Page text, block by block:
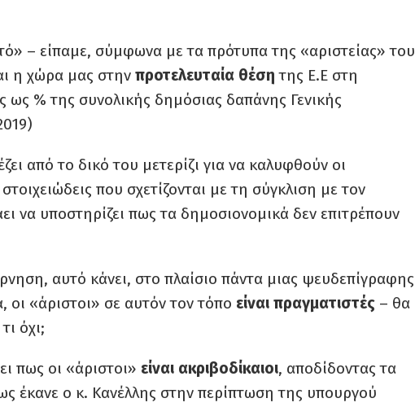
– είπαμε, σύμφωνα με τα πρότυπα της «αριστείας» του
η χώρα μας στην προτελευταία θέση της Ε.Ε στη
ως % της συνολικής δημόσιας δαπάνης Γενικής
από το δικό του μετερίζι για να καλυφθούν οι
που σχετίζονται με τη σύγκλιση με τον
να υποστηρίζει πως τα δημοσιονομικά δεν επιτρέπουν
αυτό κάνει, στο πλαίσιο πάντα μιας ψευδεπίγραφης
οι «άριστοι» σε αυτόν τον τόπο είναι πραγματιστές – θα
όχι;
πως οι «άριστοι» είναι ακριβοδίκαιοι, αποδίδοντας τα
έκανε ο κ. Κανέλλης στην περίπτωση της υπουργού